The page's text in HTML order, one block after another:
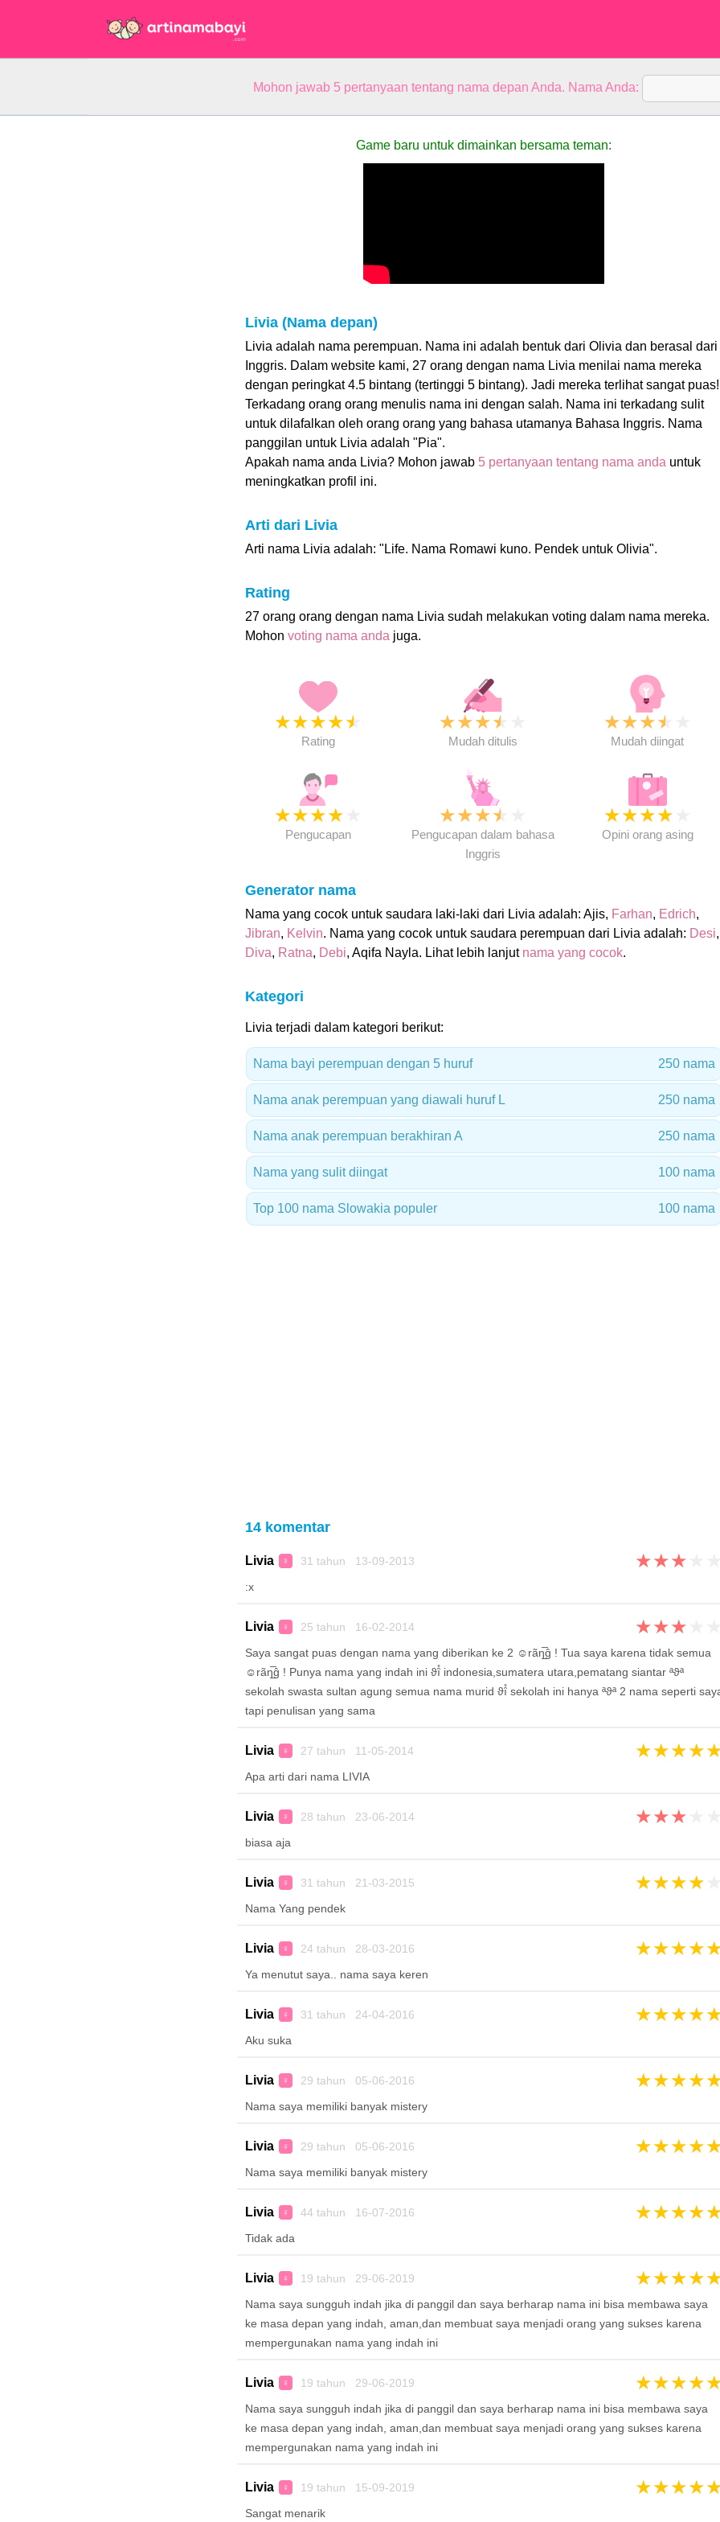
Mohon jawab 5 pertanyaan tentang nama depan Anda. Nama Anda:
Game baru untuk dimainkan bersama teman:
Livia (Nama depan)
Livia adalah nama perempuan. Nama ini adalah bentuk dari Olivia dan berasal dari
Inggris. Dalam website kami, 27 orang dengan nama Livia menilai nama mereka
dengan peringkat 4.5 bintang (tertinggi 5 bintang). Jadi mereka terlihat sangat puas!
Terkadang orang orang menulis nama ini dengan salah. Nama ini terkadang sulit
untuk dilafalkan oleh orang orang yang bahasa utamanya Bahasa Inggris. Nama
panggilan untuk Livia adalah "Pia".
Apakah nama anda Livia? Mohon jawab 5 pertanyaan tentang nama anda untuk
meningkatkan profil ini.
Arti dari Livia
Arti nama Livia adalah: "Life. Nama Romawi kuno. Pendek untuk Olivia".
Rating
27 orang orang dengan nama Livia sudah melakukan voting dalam nama mereka.
Mohon voting nama anda juga.
★★★★★
Rating
★★★★
Mudah ditulis
★★★★
Mudah diingat
★★★★
Pengucapan
★★★★
Pengucapan dalam bahasa
Inggris
★★★★
Opini orang asing
Generator nama
Nama yang cocok untuk saudara laki-laki dari Livia adalah: Ajis, Farhan, Edrich,
Jibran, Kelvin. Nama yang cocok untuk saudara perempuan dari Livia adalah: Desi,
Diva, Ratna, Debi, Aqifa Nayla. Lihat lebih lanjut nama yang cocok.
Kategori
Livia terjadi dalam kategori berikut:
Nama bayi perempuan dengan 5 huruf 250 nama
Nama anak perempuan yang diawali huruf L 250 nama
Nama anak perempuan berakhiran A 250 nama
Nama yang sulit diingat 100 nama
Top 100 nama Slowakia populer 100 nama
14 komentar
Livia ♀ 31 tahun 13-09-2013 ★★★
:x
Livia ♀ 25 tahun 16-02-2014 ★★★
Saya sangat puas dengan nama yang diberikan ke 2 ☺rãη̲̅ĝ ! Tua saya karena tidak semua
☺rãη̲̅ĝ ! Punya nama yang indah ini ϑȋ̊ indonesia,sumatera utara,pematang siantar ªϑª
sekolah swasta sultan agung semua nama murid ϑȋ̊ sekolah ini hanya ªϑª 2 nama seperti
tapi penulisan yang sama
Livia ♀ 27 tahun 11-05-2014 ★★★★
Apa arti dari nama LIVIA
Livia ♀ 28 tahun 23-06-2014 ★★★
biasa aja
Livia ♀ 31 tahun 21-03-2015 ★★★★
Nama Yang pendek
Livia ♀ 24 tahun 28-03-2016 ★★★★
Ya menutut saya.. nama saya keren
Livia ♀ 31 tahun 24-04-2016 ★★★★
Aku suka
Livia ♀ 29 tahun 05-06-2016 ★★★★
Nama saya memiliki banyak mistery
Livia ♀ 29 tahun 05-06-2016 ★★★★
Nama saya memiliki banyak mistery
Livia ♀ 44 tahun 16-07-2016 ★★★★
Tidak ada
Livia ♀ 19 tahun 29-06-2019 ★★★★
Nama saya sungguh indah jika di panggil dan saya berharap nama ini bisa membawa saya
ke masa depan yang indah, aman,dan membuat saya menjadi orang yang sukses karena
mempergunakan nama yang indah ini
Livia ♀ 19 tahun 29-06-2019 ★★★★
Nama saya sungguh indah jika di panggil dan saya berharap nama ini bisa membawa saya
ke masa depan yang indah, aman,dan membuat saya menjadi orang yang sukses karena
mempergunakan nama yang indah ini
Livia ♀ 19 tahun 15-09-2019 ★★★★
Sangat menarik